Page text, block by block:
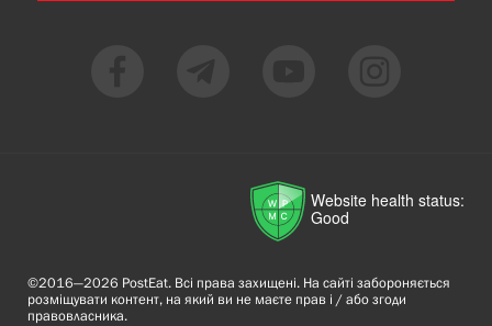
Website health status:
Good
©2016—2026 PostEat. Всі права захищені. На сайті забороняється
розміщувати контент, на який ви не маєте прав і / або згоди
правовласника.